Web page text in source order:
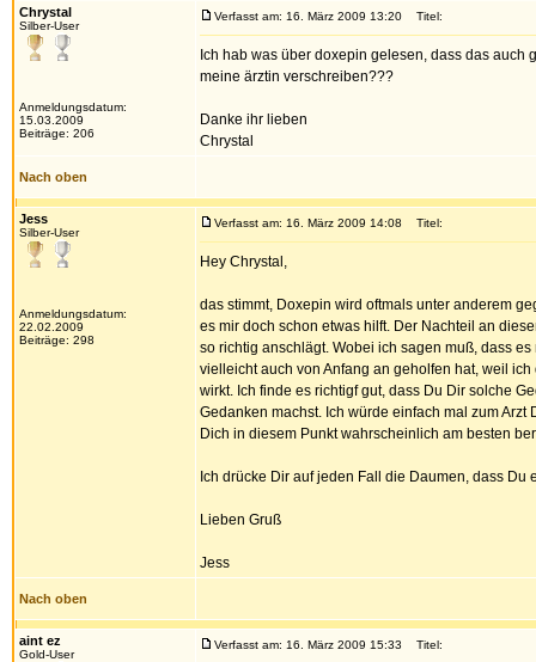
Chrystal
Silber-User
Anmeldungsdatum:
15.03.2009
Beiträge: 206
Verfasst am: 16. März 2009 13:20 Titel:
Ich hab was über doxepin gelesen, dass das
meine ärztin verschreiben???
Danke ihr lieben
Chrystal
Nach oben
Jess
Silber-User
Anmeldungsdatum:
22.02.2009
Beiträge: 298
Verfasst am: 16. März 2009 14:08 Titel:
Hey Chrystal,
das stimmt, Doxepin wird oftmals unter anderem
es mir doch schon etwas hilft. Der Nachteil an
so richtig anschlägt. Wobei ich sagen muß, dass
vielleicht auch von Anfang an geholfen hat, weil
wirkt. Ich finde es richtigf gut, dass Du Dir solche
Gedanken machst. Ich würde einfach mal zum
Dich in diesem Punkt wahrscheinlich am besten
Ich drücke Dir auf jeden Fall die Daumen, dass Du
Lieben Gruß
Jess
Nach oben
aint ez
Gold-User
Verfasst am: 16. März 2009 15:33 Titel: